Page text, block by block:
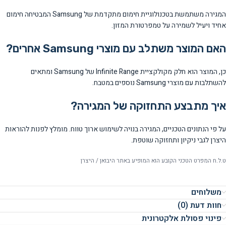
המגירה משתמשת בטכנולוגיית חימום מתקדמת של Samsung המבטיחה חימום
אחיד ויעיל לשמירה על טמפרטורת המזון.
האם המוצר משתלב עם מוצרי Samsung אחרים?
כן, המוצר הוא חלק מקולקציית Infinite Range של Samsung ומתאים
להשתלבות עם מוצרי Samsung נוספים במטבח.
איך מתבצע התחזוקה של המגירה?
על פי הנתונים הטכניים, המגירה בנויה לשימוש ארוך טווח. מומלץ לפנות להוראות
היצרן לגבי ניקיון ותחזוקה שוטפת.
ט.ל.ח המפרט הטכני הקובע הוא המופיע באתר היבואן / היצרן
משלוחים
חוות דעת (0)
פינוי פסולת אלקטרונית